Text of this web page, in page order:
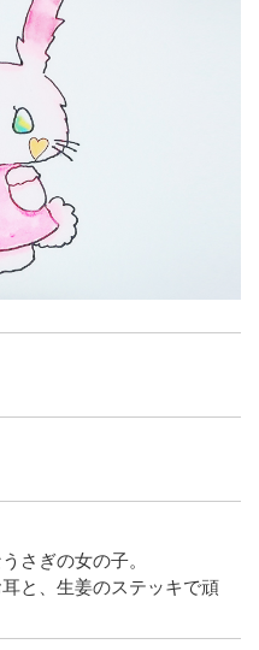
さぎの女の子。
と、生姜のステッキで頑